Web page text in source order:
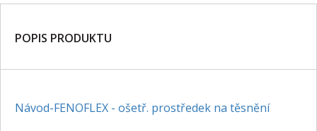
POPIS PRODUKTU
Návod-FENOFLEX - ošetř. prostředek na těsnění